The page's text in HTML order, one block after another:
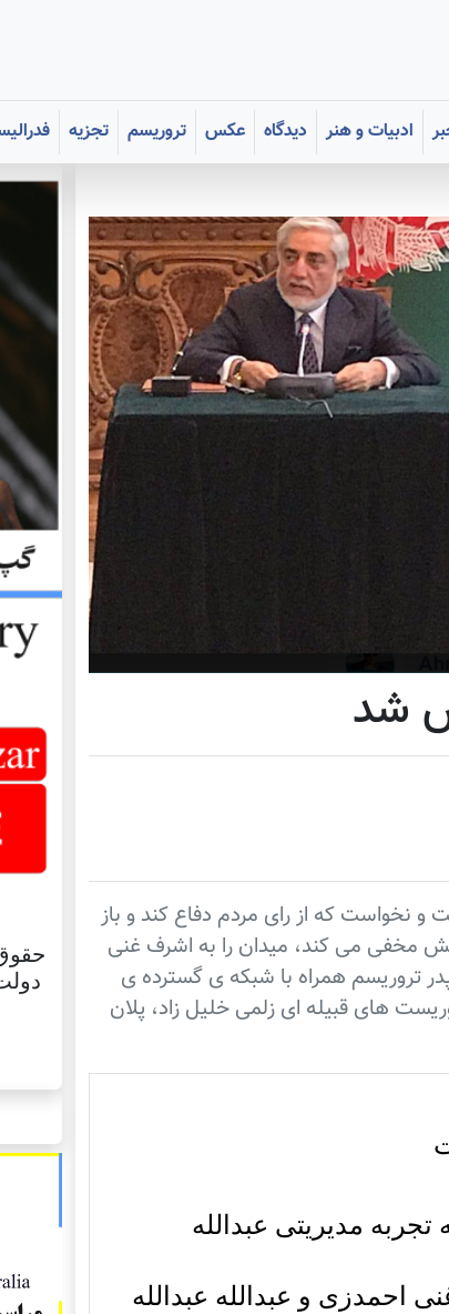
ادبیات و هنر دیدگاه عکس تروریسم تجزیه
شد
و نخواست که از رای مردم دفاع کند و باز
مخفی می کند، میدان را به اشرف غنی
تروریسم همراه با شبکه ی گسترده ی
های قبیله ای زلمی خلیل زاد، پلان
تجربه مدیریتی عبدالله
و عبدالله عبدالله